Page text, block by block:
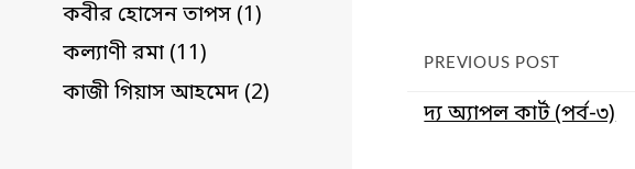
কবীর হোসেন তাপস (1)
কল্যাণী রমা (11)
কাজী গিয়াস আহমেদ (2)
PREVIOUS POST
দ্য অ্যাপল কার্ট (পর্ব-৩)